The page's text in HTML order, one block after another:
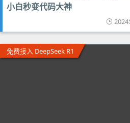
小白秒变代码大神
免费接入 DeepSeek R1